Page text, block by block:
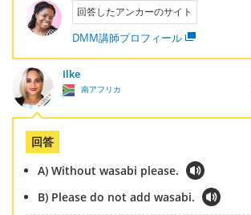
回答したアンカーのサイト
DMM講師プロフィール
Ilke
南アフリカ
回答
A) Without wasabi please.
B) Please do not add wasabi.